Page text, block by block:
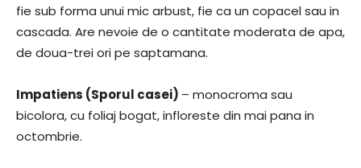
fie sub forma unui mic arbust, fie ca un copacel sau in
cascada. Are nevoie de o cantitate moderata de apa,
de doua-trei ori pe saptamana.
Impatiens (Sporul casei) – monocroma sau
bicolora, cu foliaj bogat, infloreste din mai pana in
octombrie.